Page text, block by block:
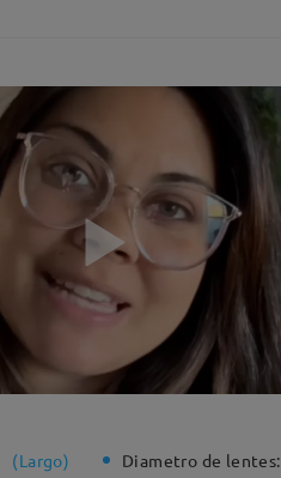
(Largo) Diametro de lentes: